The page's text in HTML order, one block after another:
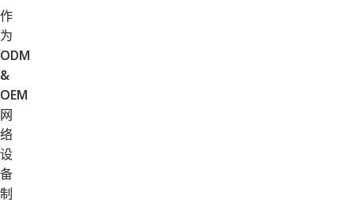
作
为
ODM
&
OEM
网
络
设
备
制